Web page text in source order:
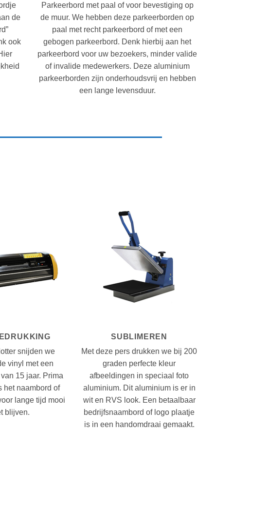
de
ook
Parkeerbord met paal of voor bevestiging op
de muur. We hebben deze parkeerborden op
paal met recht parkeerbord of met een
gebogen parkeerbord. Denk hierbij aan het
parkeerbord voor uw bezoekers, minder valide
of invalide medewerkers. Deze aluminium
parkeerborden zijn onderhoudsvrij en hebben
een lange levensduur.
snijden we
vinyl met een
15 jaar. Prima
het naambord of
lange tijd mooi
blijven.
SUBLIMEREN
Met deze pers drukken we bij 200
graden perfecte kleur
afbeeldingen in speciaal foto
aluminium. Dit aluminium is er in
wit en RVS look. Een betaalbaar
bedrijfsnaambord of logo plaatje
is in een handomdraai gemaakt.